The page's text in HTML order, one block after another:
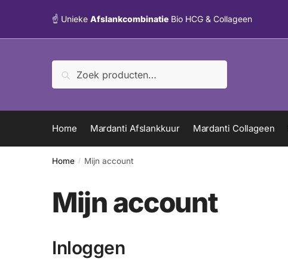
navigatie
inhoud
☝️ Unieke Afslankcombinatie Bio HCG & Collageen
Zoeken
naar:
Zoeken
Home Mardanti Afslankkuur Mardanti Collageen
Home / Mijn account
Mijn account
Inloggen